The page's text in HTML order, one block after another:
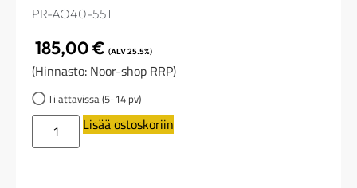
PR-AO40-551
185,00€ (ALV 25.5%)
(Hinnasto: Noor-shop RRP)
Tilattavissa (5-14 pv)
Lisää ostoskoriin